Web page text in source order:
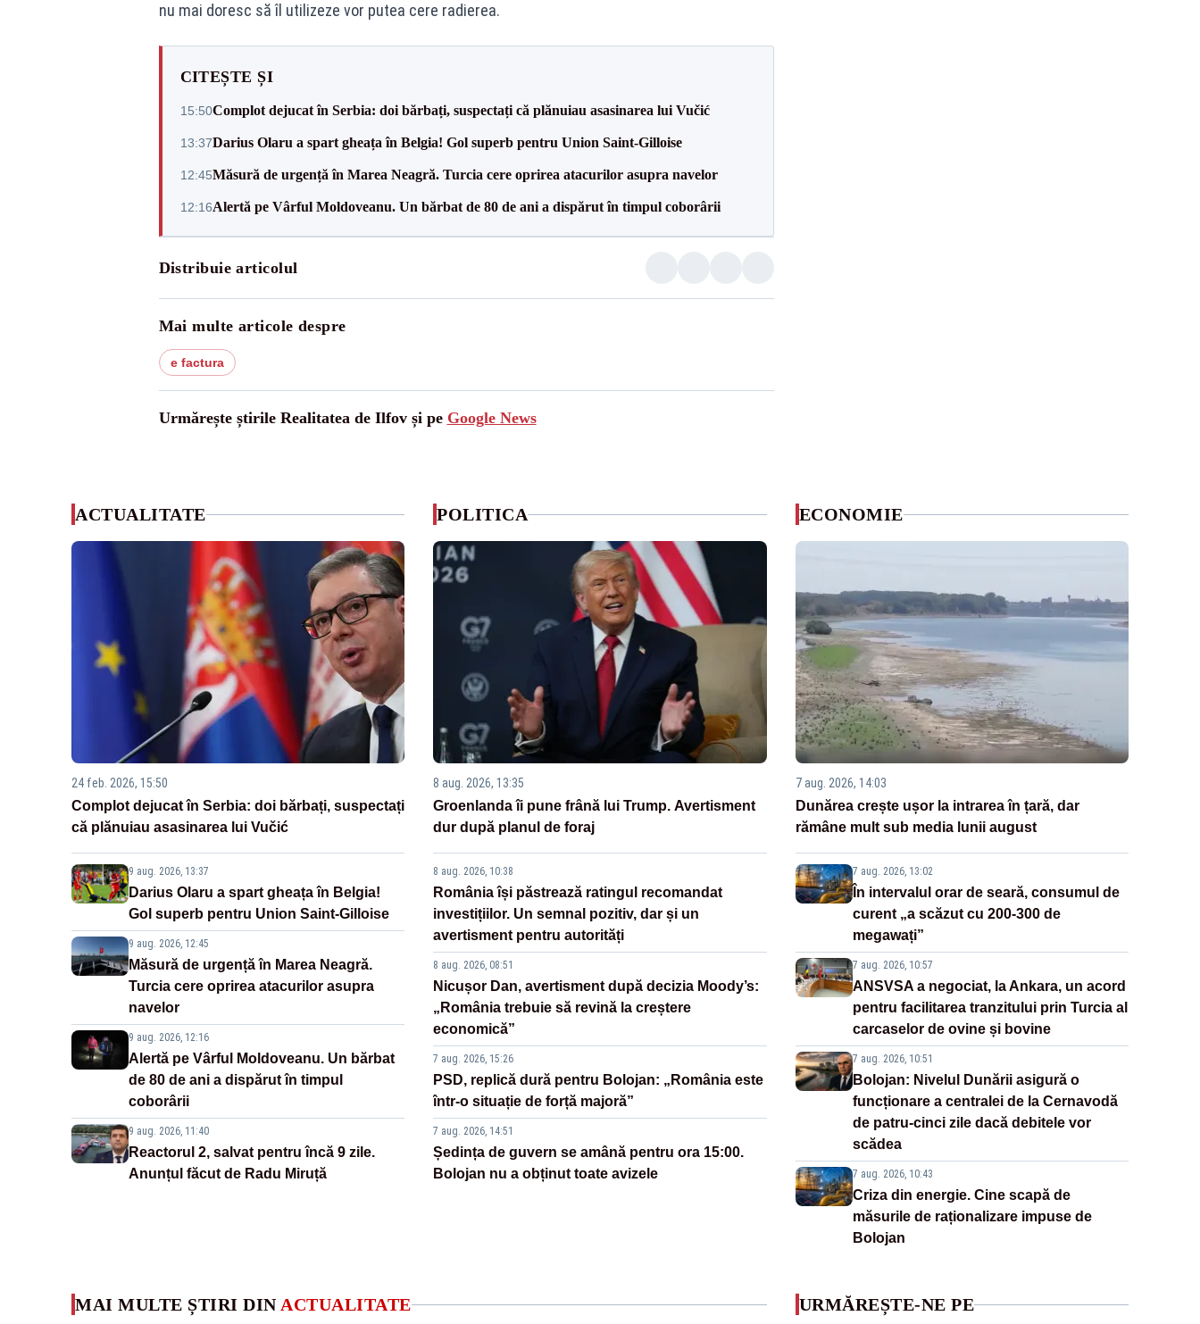
nu mai doresc să îl utilizeze vor putea cere radierea.
CITEȘTE ȘI
15:50Complot dejucat în Serbia: doi bărbați, suspectați că plănuiau asasinarea lui Vučić
13:37Darius Olaru a spart gheața în Belgia! Gol superb pentru Union Saint-Gilloise
12:45Măsură de urgență în Marea Neagră. Turcia cere oprirea atacurilor asupra navelor
12:16Alertă pe Vârful Moldoveanu. Un bărbat de 80 de ani a dispărut în timpul coborârii
Distribuie articolul
Mai multe articole despre
e factura
Urmărește știrile Realitatea de Ilfov și pe Google News
ACTUALITATE
24 feb. 2026, 15:50
Complot dejucat în Serbia: doi bărbați, suspectați
că plănuiau asasinarea lui Vučić
9 aug. 2026, 13:37
Darius Olaru a spart gheața în Belgia!
Gol superb pentru Union Saint-Gilloise
9 aug. 2026, 12:45
Măsură de urgență în Marea Neagră.
Turcia cere oprirea atacurilor asupra
navelor
9 aug. 2026, 12:16
Alertă pe Vârful Moldoveanu. Un bărbat
de 80 de ani a dispărut în timpul
coborârii
9 aug. 2026, 11:40
Reactorul 2, salvat pentru încă 9 zile.
Anunțul făcut de Radu Miruță
POLITICA
8 aug. 2026, 13:35
Groenlanda îi pune frână lui Trump. Avertisment
dur după planul de foraj
8 aug. 2026, 10:38
România își păstrează ratingul recomandat
investițiilor. Un semnal pozitiv, dar și un
avertisment pentru autorități
8 aug. 2026, 08:51
Nicușor Dan, avertisment după decizia Moody’s:
„România trebuie să revină la creștere
economică”
7 aug. 2026, 15:26
PSD, replică dură pentru Bolojan: „România este
într-o situație de forță majoră”
7 aug. 2026, 14:51
Ședința de guvern se amână pentru ora 15:00.
Bolojan nu a obținut toate avizele
ECONOMIE
7 aug. 2026, 14:03
Dunărea crește ușor la intrarea în țară, dar
rămâne mult sub media lunii august
7 aug. 2026, 13:02
În intervalul orar de seară, consumul de
curent „a scăzut cu 200-300 de
megawați”
7 aug. 2026, 10:57
ANSVSA a negociat, la Ankara, un acord
pentru facilitarea tranzitului prin Turcia al
carcaselor de ovine și bovine
7 aug. 2026, 10:51
Bolojan: Nivelul Dunării asigură o
funcționare a centralei de la Cernavodă
de patru-cinci zile dacă debitele vor
scădea
7 aug. 2026, 10:43
Criza din energie. Cine scapă de
măsurile de raționalizare impuse de
Bolojan
MAI MULTE ȘTIRI DIN ACTUALITATE URMĂREȘTE-NE PE